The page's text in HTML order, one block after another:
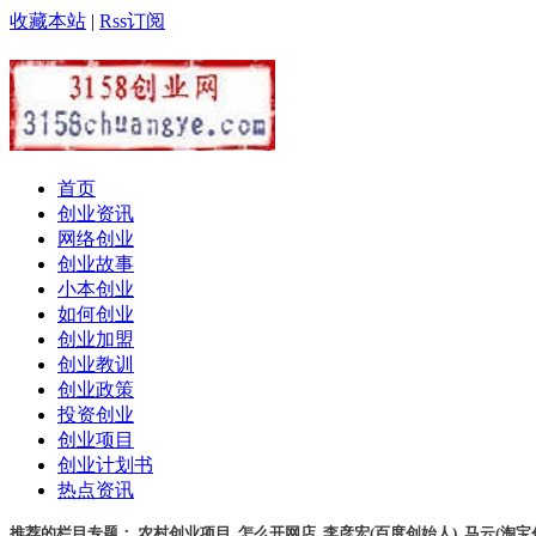
收藏本站 | Rss订阅
首页
创业资讯
网络创业
创业故事
小本创业
如何创业
创业加盟
创业教训
创业政策
投资创业
创业项目
创业计划书
热点资讯